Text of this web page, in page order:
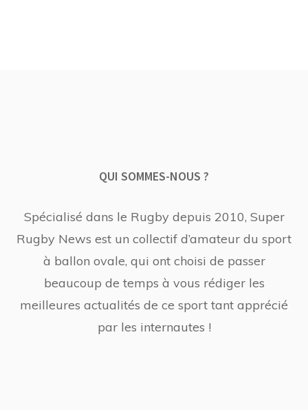
QUI SOMMES-NOUS ?
Spécialisé dans le Rugby depuis 2010, Super
Rugby News est un collectif d’amateur du sport
à ballon ovale, qui ont choisi de passer
beaucoup de temps à vous rédiger les
meilleures actualités de ce sport tant apprécié
par les internautes !